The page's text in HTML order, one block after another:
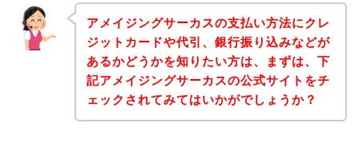
アメイジングサーカスの支払い方法にクレ
ジットカードや代引、銀行振り込みなどが
あるかどうかを知りたい方は、まずは、下
記アメイジングサーカスの公式サイトをチ
ェックされてみてはいかがでしょうか？